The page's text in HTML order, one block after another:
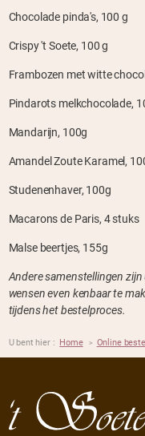
Chocolade pinda's, 100 g
Crispy 't Soete, 100 g
Frambozen met witte
Pindarots melkchocolade,
Mandarijn, 100g
Amandel Zoute Karamel,
Studenenhaver, 100g
Macarons de Paris, 4 stuks
Malse beertjes, 155g
Andere samenstellingen
wensen even kenbaar te
tijdens het bestelproces.
U bent hier : Home > Online